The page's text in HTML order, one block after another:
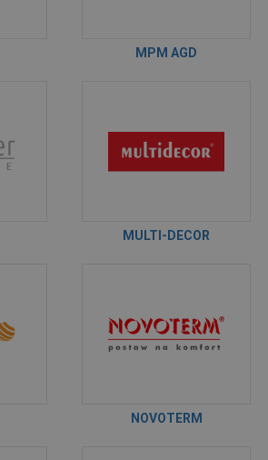
MPM AGD
MULTI-DECOR
NOVOTERM